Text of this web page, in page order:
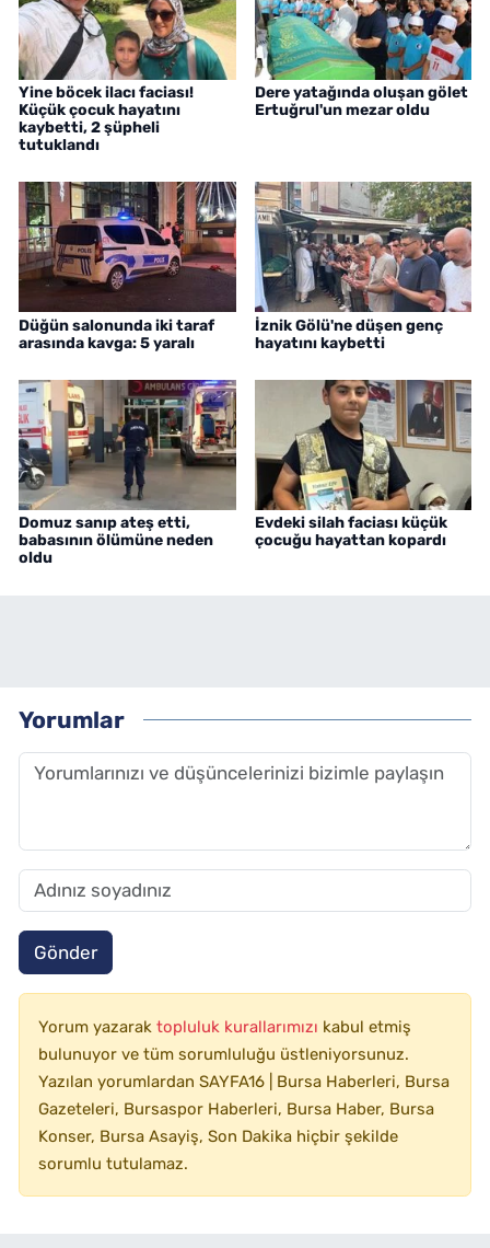
Yine böcek ilacı faciası!
Küçük çocuk hayatını
kaybetti, 2 şüpheli
tutuklandı
Dere yatağında oluşan gölet
Ertuğrul'un mezar oldu
Düğün salonunda iki taraf
arasında kavga: 5 yaralı
İznik Gölü'ne düşen genç
hayatını kaybetti
Domuz sanıp ateş etti,
babasının ölümüne neden
oldu
Evdeki silah faciası küçük
çocuğu hayattan kopardı
Yorumlar
Gönder
Yorum yazarak topluluk kurallarımızı kabul etmiş
bulunuyor ve tüm sorumluluğu üstleniyorsunuz.
Yazılan yorumlardan SAYFA16 | Bursa Haberleri, Bursa
Gazeteleri, Bursaspor Haberleri, Bursa Haber, Bursa
Konser, Bursa Asayiş, Son Dakika hiçbir şekilde
sorumlu tutulamaz.